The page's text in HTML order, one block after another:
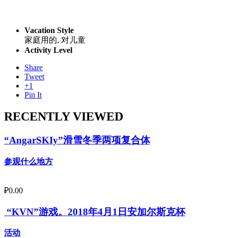
Vacation Style
家庭用的, 对儿童
Activity Level
Share
Tweet
+1
Pin It
RECENTLY VIEWED
“AngarSKIy”滑雪冬季两项复合体
参观什么地方
₽0.00
“KVN”游戏。2018年4月1日安加尔斯克杯
活动